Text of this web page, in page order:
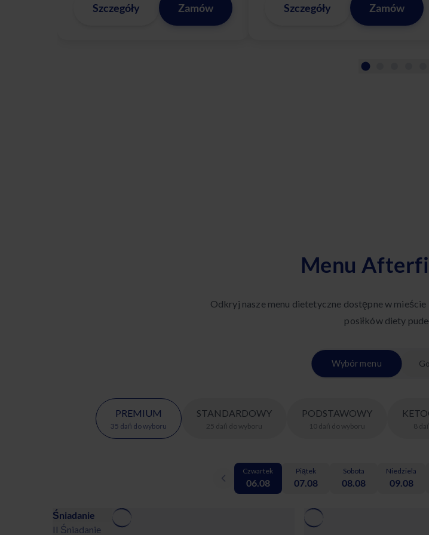
Szczegóły Zamów Szczegóły Zamów
Menu
Odkryj nasze menu dietetyczne dostępne w
posiłków diety
Wybór menu
PREMIUM
35 dań do wyboru
STANDARDOWY
25 dań do wyboru
PODSTAWOWY
10 dań do wyboru 8
Czwartek
06.08
Piątek
07.08
Sobota
08.08
Niedziela
09.08
Śniadanie
II Śniadanie